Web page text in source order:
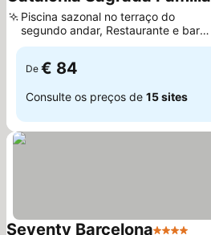
Piscina sazonal no terraço do
segundo andar, Restaurante e bar
mediterrâneo
De € 84
Consulte os preços de 15 sites
Seventy Barcelona